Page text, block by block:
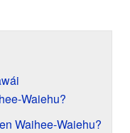
Waiehu?
Waihee-Waiehu?